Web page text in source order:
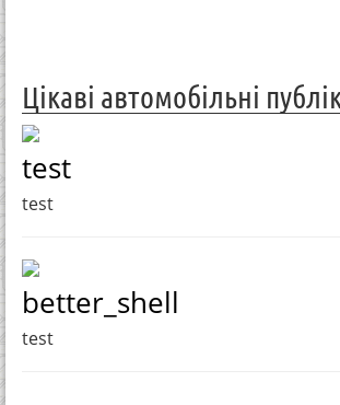
Цікаві автомобільні
test
test
better_shell
test